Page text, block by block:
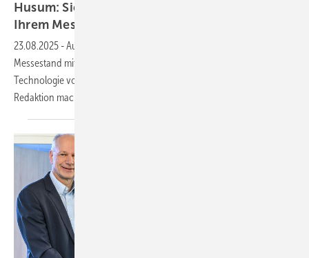
Husum: Sichern Sie sich jetzt ein Video an
Ihrem Messestand!
23.08.2025 -Auf der Husum Wind im September besuchen wir Sie am
Messestand mit unserem Filmteam. Sie können uns Ihre neueste
Technologie vorstellen oder auch ein Video-Interview mit unserer
Redaktion machen.